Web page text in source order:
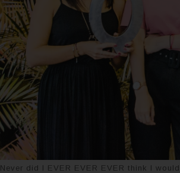
Never did I EVER EVER EVER think I